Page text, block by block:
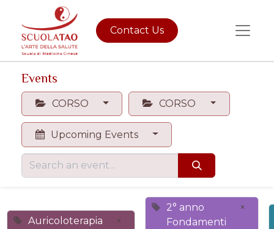
Contact Us
Events
CORSO CORSO
Upcoming Events
Auricoloterapia ×
2° anno
Fondamenti
×